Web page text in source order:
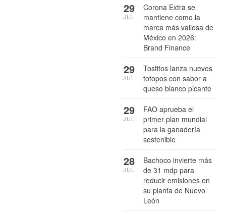
Corona Extra se
mantiene como la
marca más valiosa de
México en 2026:
Brand Finance
29
JUL
Tostitos lanza nuevos
totopos con sabor a
queso blanco picante
29
JUL
FAO aprueba el
primer plan mundial
para la ganadería
sostenible
29
JUL
Bachoco invierte más
de 31 mdp para
reducir emisiones en
su planta de Nuevo
León
28
JUL